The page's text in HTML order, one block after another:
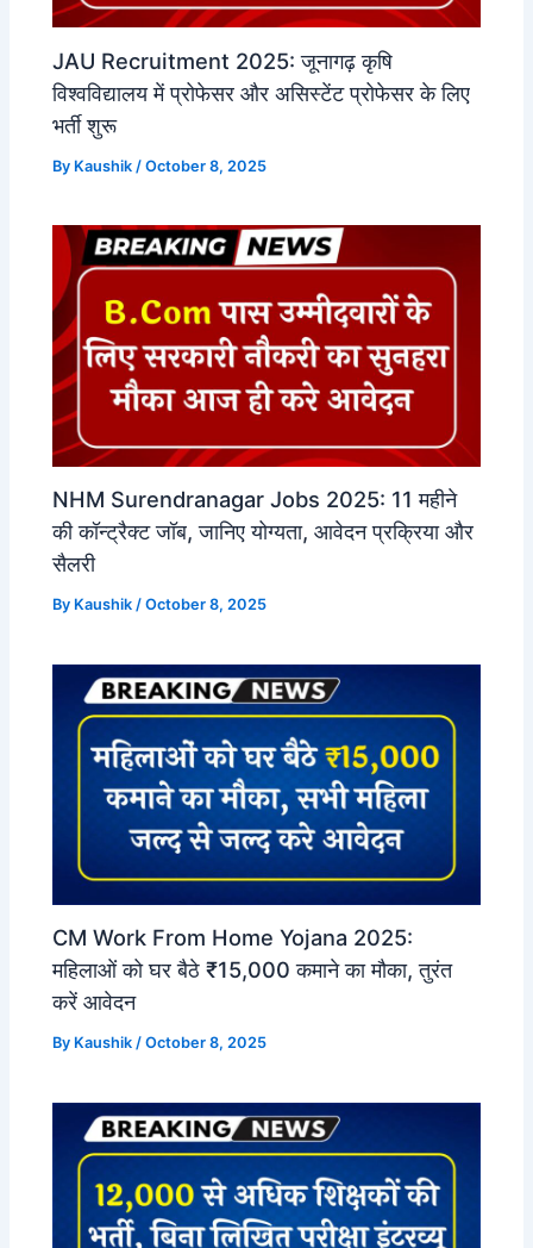
JAU Recruitment 2025: जूनागढ़ कृषि
विश्वविद्यालय में प्रोफेसर और असिस्टेंट प्रोफेसर के लिए
भर्ती शुरू
By Kaushik /October 8, 2025
NHM Surendranagar Jobs 2025: 11 महीने
की कॉन्ट्रैक्ट जॉब, जानिए योग्यता, आवेदन प्रक्रिया और
सैलरी
By Kaushik/October 8, 2025
CM Work From Home Yojana 2025:
महिलाओं को घर बैठे ₹15,000 कमाने का मौका, तुरंत
करें आवेदन
By Kaushik/October 8, 2025